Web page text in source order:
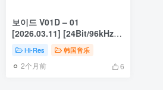
보이드 V01D – 01
[2026.03.11] [24Bit/96kHz]
[Hi-Res Flac 574MB]
Hi-Res 韩国音乐
2个月前 6